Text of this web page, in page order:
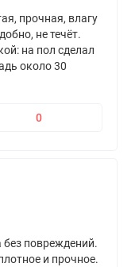
прочная, влагу
не течёт.
на пол сделал
около 30
0
повреждений.
и прочное.